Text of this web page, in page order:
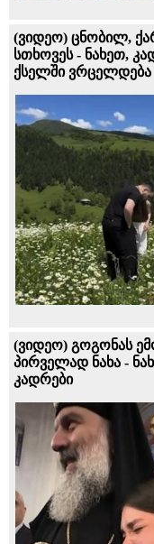
(ვიდეო) ცნობილ,
სთხოვეს - ნახეთ,
ქსელში ვრცელდება
(ვიდეო) გოგონას
პირველად ნახა -
კადრები